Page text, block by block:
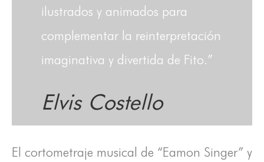
ilustrados y animados para
complementar la reinterpretación
imaginativa y divertida de Fito.”
Elvis Costello
El cortometraje musical de “Eamon Singer” y